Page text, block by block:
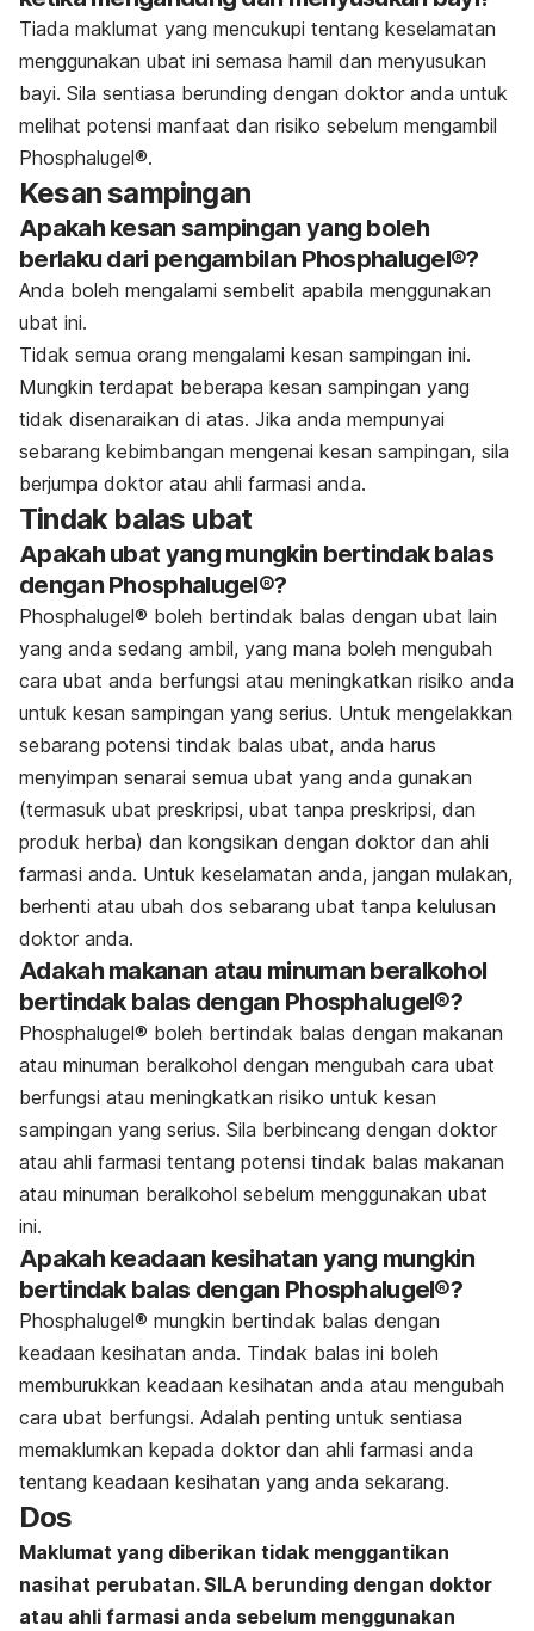
Tiada maklumat yang mencukupi tentang keselamatan
menggunakan ubat ini semasa hamil dan menyusukan
bayi. Sila sentiasa berunding dengan doktor anda untuk
melihat potensi manfaat dan risiko sebelum mengambil
Phosphalugel®.
Kesan sampingan
Apakah kesan sampingan yang boleh
berlaku dari pengambilan Phosphalugel®?
Anda boleh mengalami sembelit apabila menggunakan
ubat ini.
Tidak semua orang mengalami kesan sampingan ini.
Mungkin terdapat beberapa kesan sampingan yang
tidak disenaraikan di atas. Jika anda mempunyai
sebarang kebimbangan mengenai kesan sampingan, sila
berjumpa doktor atau ahli farmasi anda.
Tindak balas ubat
Apakah ubat yang mungkin bertindak balas
dengan Phosphalugel®?
Phosphalugel® boleh bertindak balas dengan ubat lain
yang anda sedang ambil, yang mana boleh mengubah
cara ubat anda berfungsi atau meningkatkan risiko anda
untuk kesan sampingan yang serius. Untuk mengelakkan
sebarang potensi tindak balas ubat, anda harus
menyimpan senarai semua ubat yang anda gunakan
(termasuk ubat preskripsi, ubat tanpa preskripsi, dan
produk herba) dan kongsikan dengan doktor dan ahli
farmasi anda. Untuk keselamatan anda, jangan mulakan,
berhenti atau ubah dos sebarang ubat tanpa kelulusan
doktor anda.
Adakah makanan atau minuman beralkohol
bertindak balas dengan Phosphalugel®?
Phosphalugel® boleh bertindak balas dengan makanan
atau minuman beralkohol dengan mengubah cara ubat
berfungsi atau meningkatkan risiko untuk kesan
sampingan yang serius. Sila berbincang dengan doktor
atau ahli farmasi tentang potensi tindak balas makanan
atau minuman beralkohol sebelum menggunakan ubat
ini.
Apakah keadaan kesihatan yang mungkin
bertindak balas dengan Phosphalugel®?
Phosphalugel® mungkin bertindak balas dengan
keadaan kesihatan anda. Tindak balas ini boleh
memburukkan keadaan kesihatan anda atau mengubah
cara ubat berfungsi. Adalah penting untuk sentiasa
memaklumkan kepada doktor dan ahli farmasi anda
tentang keadaan kesihatan yang anda sekarang.
Dos
Maklumat yang diberikan tidak menggantikan
nasihat perubatan. SILA berunding dengan doktor
atau ahli farmasi anda sebelum menggunakan